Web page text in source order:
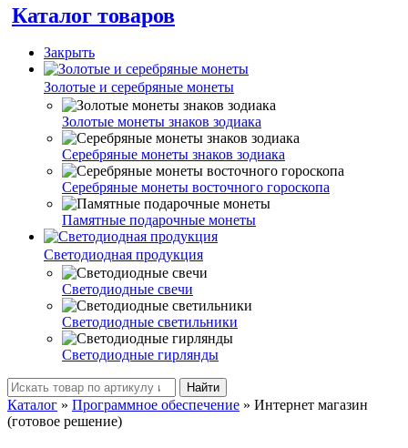
Каталог товаров
Закрыть
Золотые и серебряные монеты
Золотые монеты знаков зодиака
Серебряные монеты знаков зодиака
Серебряные монеты восточного гороскопа
Памятные подарочные монеты
Светодиодная продукция
Светодиодные свечи
Светодиодные светильники
Светодиодные гирлянды
Найти
Каталог » Программное обеспечение » Интернет магазин
(готовое решение)